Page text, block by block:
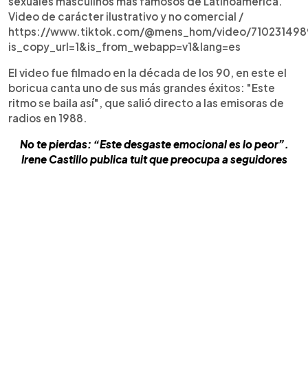
Video de carácter ilustrativo y no comercial /
https://www.tiktok.com/@mens_hom/video/
is_copy_url=1&is_from_webapp=v1&lang=es
El video fue filmado en la década de los 90, en este el
boricua canta uno de sus más grandes éxitos: "Este
ritmo se baila así", que salió directo a las emisoras de
radios en 1988.
No te pierdas: “Este desgaste emocional es lo peor”.
Irene Castillo publica tuit que preocupa a seguidores